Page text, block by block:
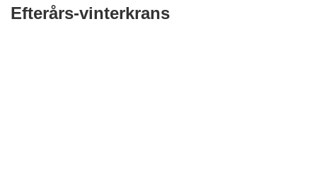
Efterårs-vinterkrans
Efterårs-vinterkrans